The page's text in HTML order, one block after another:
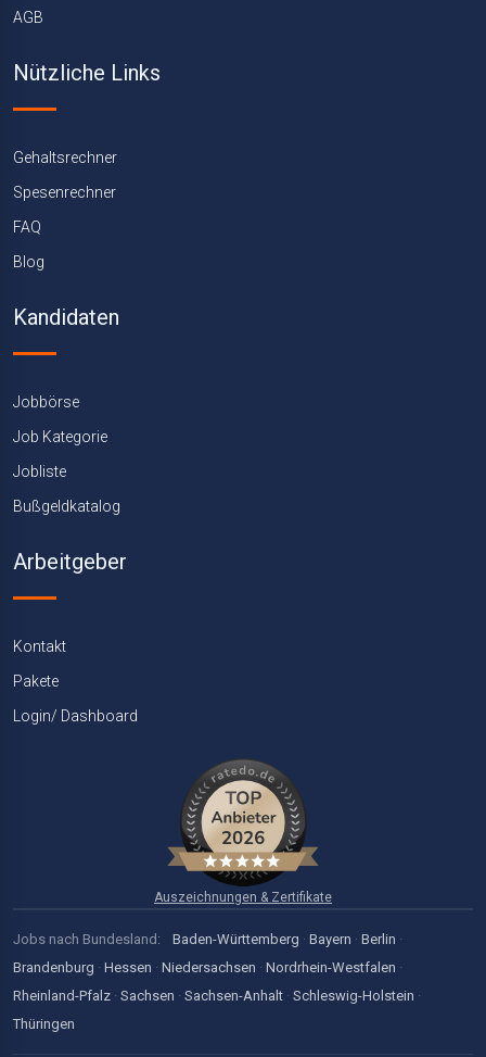
AGB
Nützliche Links
Gehaltsrechner
Spesenrechner
FAQ
Blog
Kandidaten
Jobbörse
Job Kategorie
Jobliste
Bußgeldkatalog
Arbeitgeber
Kontakt
Pakete
Login/ Dashboard
Auszeichnungen & Zertifikate
Jobs nach Bundesland: Baden-Württemberg · Bayern · Berlin ·
Brandenburg · Hessen · Niedersachsen · Nordrhein-Westfalen ·
Rheinland-Pfalz · Sachsen · Sachsen-Anhalt · Schleswig-Holstein ·
Thüringen